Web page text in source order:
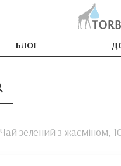
БЛОГ
Чай зелений з жасміном,